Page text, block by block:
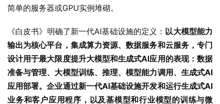
简单的服务器或GPU实例堆砌。
《白皮书》明确了新一代AI基础设施的定义： 以大模型能力
输出为核心平台，集成算力资源、数据服务和云服务，专门
设计用于最大限度提升大模型和生成式AI应用的表现：数据
准备与管理、大模型训练、推理、模型能力调用、生成式AI
应用部署。企业通过新一代AI基础设施开发和运行生成式AI
业务和客户应用程序，以及基模型和行业模型的训练与微